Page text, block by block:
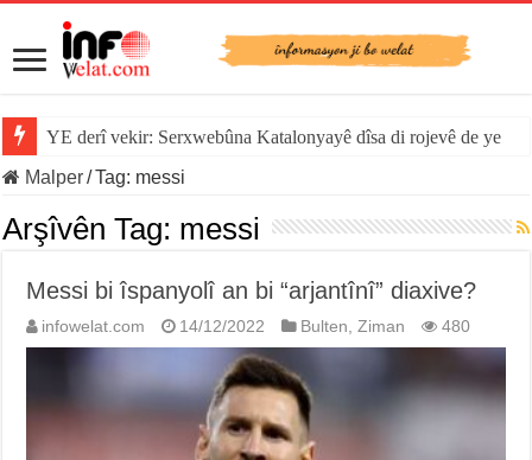
YE derî vekir: Serxwebûna Katalonyayê dîsa di rojevê de ye
Malper/Tag: messi
Arşîvên Tag: messi
Messi bi îspanyolî an bi “arjantînî” diaxive?
infowelat.com 14/12/2022 Bulten,Ziman 480